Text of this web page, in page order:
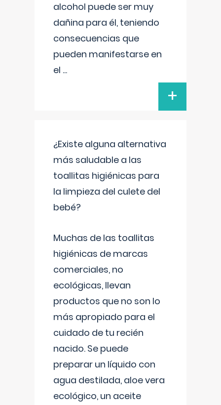
alcohol puede ser muy
dañina para él, teniendo
consecuencias que
pueden manifestarse en
el ...
+
¿Existe alguna alternativa
más saludable a las
toallitas higiénicas para
la limpieza del culete del
bebé?
Muchas de las toallitas
higiénicas de marcas
comerciales, no
ecológicas, llevan
productos que no son lo
más apropiado para el
cuidado de tu recién
nacido. Se puede
preparar un líquido con
agua destilada, aloe vera
ecológico, un aceite